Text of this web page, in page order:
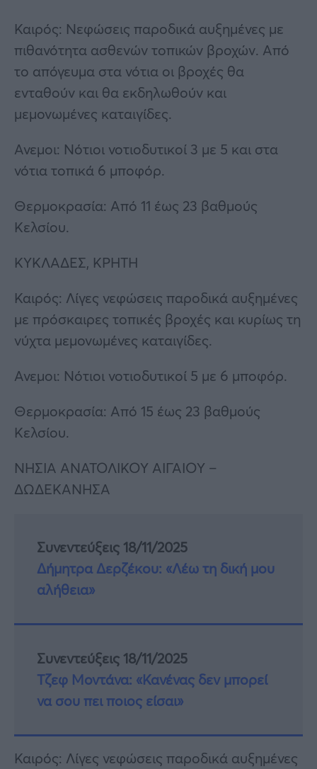
Καιρός: Νεφώσεις παροδικά αυξημένες με
πιθανότητα ασθενών τοπικών βροχών. Από
το απόγευμα στα νότια οι βροχές θα
ενταθούν και θα εκδηλωθούν και
μεμονωμένες καταιγίδες.
Ανεμοι: Νότιοι νοτιοδυτικοί 3 με 5 και στα
νότια τοπικά 6 μποφόρ.
Θερμοκρασία: Από 11 έως 23 βαθμούς
Κελσίου.
ΚΥΚΛΑΔΕΣ, ΚΡΗΤΗ
Καιρός: Λίγες νεφώσεις παροδικά αυξημένες
με πρόσκαιρες τοπικές βροχές και κυρίως τη
νύχτα μεμονωμένες καταιγίδες.
Ανεμοι: Νότιοι νοτιοδυτικοί 5 με 6 μποφόρ.
Θερμοκρασία: Από 15 έως 23 βαθμούς
Κελσίου.
ΝΗΣΙΑ ΑΝΑΤΟΛΙΚΟΥ ΑΙΓΑΙΟΥ –
ΔΩΔΕΚΑΝΗΣΑ
Συνεντεύξεις 18/11/2025
Δήμητρα Δερζέκου: «Λέω τη δική μου
αλήθεια»
Συνεντεύξεις 18/11/2025
Τζεφ Μοντάνα: «Κανένας δεν μπορεί
να σου πει ποιος είσαι»
Καιρός: Λίγες νεφώσεις παροδικά αυξημένες